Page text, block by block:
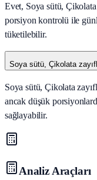
Evet, Soya sütü,
porsiyon kontrolü ile
tüketilebilir.
Soya sütü, Çikolata
Soya sütü, Çikolata
ancak düşük
sağlayabilir.
Analiz Araçları